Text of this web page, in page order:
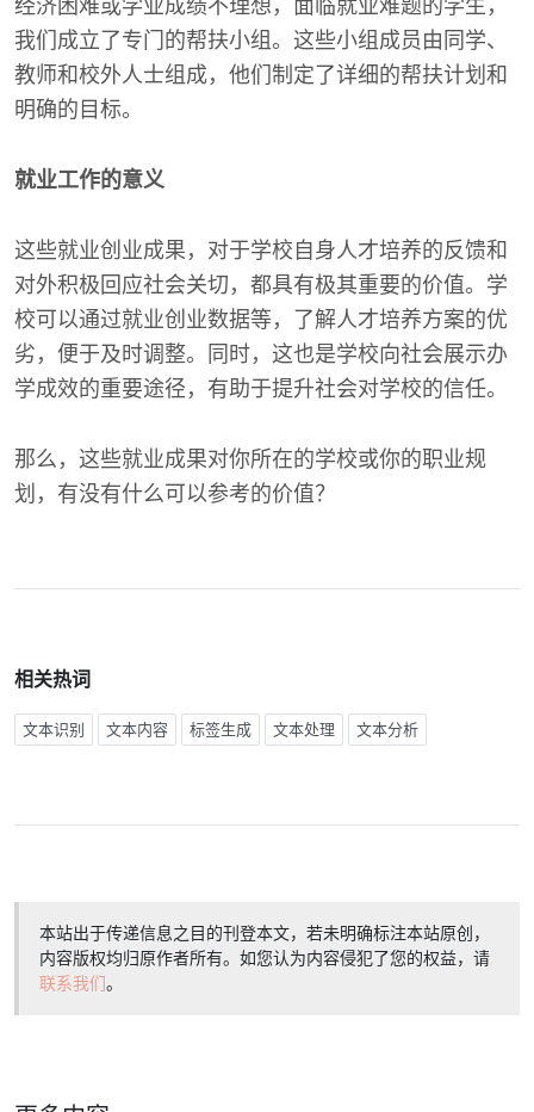
经济困难或学业成绩不理想，面临就业难题的学生，
我们成立了专门的帮扶小组。这些小组成员由同学、
教师和校外人士组成，他们制定了详细的帮扶计划和
明确的目标。
就业工作的意义
这些就业创业成果，对于学校自身人才培养的反馈和
对外积极回应社会关切，都具有极其重要的价值。学
校可以通过就业创业数据等，了解人才培养方案的优
劣，便于及时调整。同时，这也是学校向社会展示办
学成效的重要途径，有助于提升社会对学校的信任。
那么，这些就业成果对你所在的学校或你的职业规
划，有没有什么可以参考的价值？
相关热词
文本识别 文本内容 标签生成 文本处理 文本分析
本站出于传递信息之目的刊登本文，若未明确标注本站原创，
内容版权均归原作者所有。如您认为内容侵犯了您的权益，请
联系我们。